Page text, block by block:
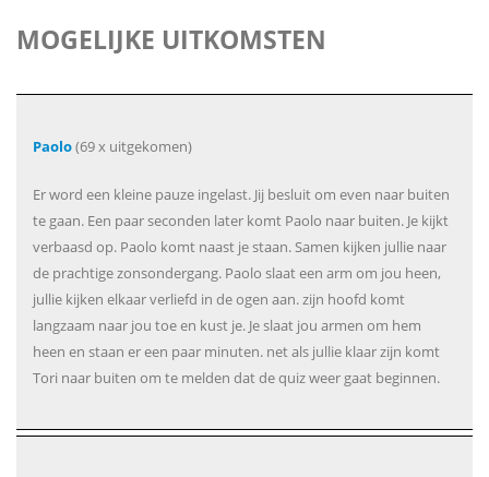
MOGELIJKE UITKOMSTEN
Paolo(69 x uitgekomen)
Er word een kleine pauze ingelast. Jij besluit om even naar buiten
te gaan. Een paar seconden later komt Paolo naar buiten. Je kijkt
verbaasd op. Paolo komt naast je staan. Samen kijken jullie naar
de prachtige zonsondergang. Paolo slaat een arm om jou heen,
jullie kijken elkaar verliefd in de ogen aan. zijn hoofd komt
langzaam naar jou toe en kust je. Je slaat jou armen om hem
heen en staan er een paar minuten. net als jullie klaar zijn komt
Tori naar buiten om te melden dat de quiz weer gaat beginnen.